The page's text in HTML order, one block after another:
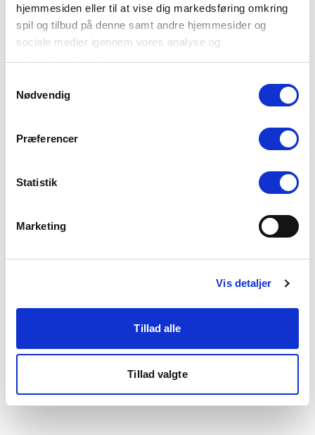
hjemmesiden eller til at vise dig markedsføring omkring
spil og tilbud på denne samt andre hjemmesider og
sociale medier igennem vores analyse og
Du kan læse mere om vores brug af cookies under
"Detaljer" eller ved at klikke videre til vores Cookiepolitik,
Nødvendig
Præferencer
Statistik
Marketing
Vis detaljer
Tillad alle
Tillad valgte